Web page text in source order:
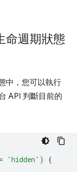
命週期狀態
中，您可以執行
API 判斷目前的
'hidden' )
{